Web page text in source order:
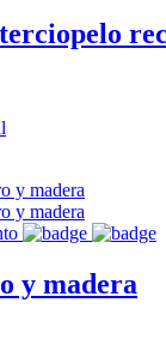
y madera